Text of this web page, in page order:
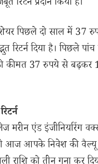
प्रदान किया है।
शेयर पिछले दो साल में
रिटर्न दिया है। पिछले
की कीमत 37 रुपये से
मरीन एंड इंजीनियरिंग
आज आपके निवेश की वैल्यू